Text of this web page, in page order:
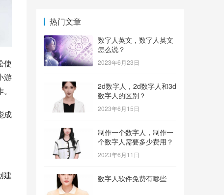
使
游
成
建
热门文章
数字人英文，数字人英文
怎么说？
2023年6月23日
2d数字人，2d数字人和3d
数字人的区别？
2023年6月15日
制作一个数字人，制作一
个数字人需要多少费用？
2023年6月11日
数字人软件免费有哪些